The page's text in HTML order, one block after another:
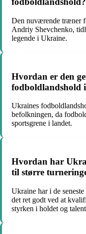
Den nuværende træner
Andriy Shevchenko,
legende i Ukraine.
Hvordan er den
fodboldlandshold
Ukraines
befolkningen, da
sportsgrene i landet.
Hvordan har
til større
Ukraine har i de
det ret godt ved at
styrken i holdet og